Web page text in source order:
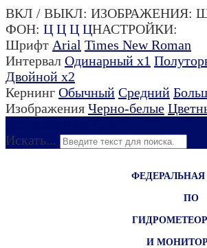
ВКЛ / ВЫКЛ: ИЗОБРАЖЕНИЯ:
ФОН: Ц Ц Ц ЦНАСТРОЙКИ:
Шрифт Arial Times New Roman
Интервал Одинарный х1
Двойной х2
Кернинг Обычный Средний
Изображения Черно-белые
Искать...
ПО
И